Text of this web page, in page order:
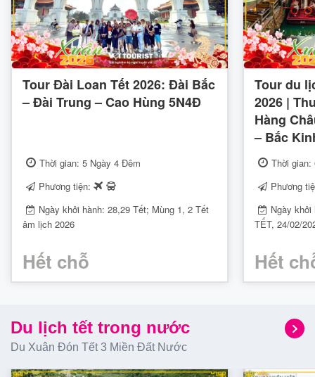
sông nước. Các điểm đến hot nhưĐà Lạt, Đà Nẵng, Nha
Trang, Phú Quốc, Miền Tây, Tây Nguyên… đang chờ bạn
khám phá.
🔹Tour Tết nước ngoài: Mở rộng chân trời đầu năm – từ
Thái Lan, Singapore, Malaysia, Nhật Bản, Hàn Quốc
cho tới châu Âu, Úc… Hành trình đẳng cấp – dịch vụ chu
, nhiều ngày đẹp mùng 2 –
mùng 4 Tết
Chất lượng tour đảm bảo
, hướng dẫn viên chuyên
Giá tốt – ưu đãi Tết – quà tặng phong bao lộc đầu
🧭Gợi ý một số tour Tết 2026 được
Tour Đà Lạt Tết 2026 3N2Đ
– Lạc bước giữa mùa
hoa mai anh đào
Tour Đài Loan Tết 2026: Đài Bắc
– Đài Trung – Cao Hùng 5N4Đ
Thời gian: 5 Ngày 4 Đêm
Phương tiện:
Ngày khởi hành: 28,29 Tết; Mùng 1, 2 Tết
âm lịch 2026
Hết chỗ
Tour du
2026 |
Hàng
– Bắc
Thời
Phương
Ngày khởi
TẾT, 24/02/
Hết
Du lịch tết trong nước
Du Xuân Đón Tết 3 Miền Đất Nước